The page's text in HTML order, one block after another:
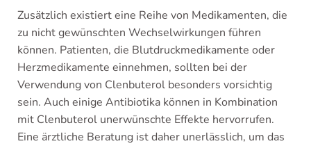
Zusätzlich existiert eine Reihe von Medikamenten, die
zu nicht gewünschten Wechselwirkungen führen
können. Patienten, die Blutdruckmedikamente oder
Herzmedikamente einnehmen, sollten bei der
Verwendung von Clenbuterol besonders vorsichtig
sein. Auch einige Antibiotika können in Kombination
mit Clenbuterol unerwünschte Effekte hervorrufen.
Eine ärztliche Beratung ist daher unerlässlich, um das